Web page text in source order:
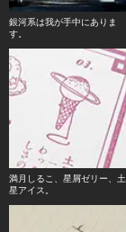
銀河系は我が手中にありま
す。
満月しるこ、星屑ゼリー、土
星アイス。